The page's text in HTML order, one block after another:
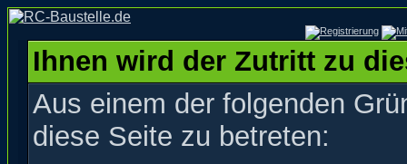
Ihnen wird der Zutritt zu
Aus einem der folgenden
diese Seite zu betreten: